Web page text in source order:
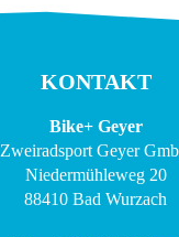
KONTAKT
Bike+ Geyer
Zweiradsport Geyer
Niedermühleweg 20
88410 Bad Wurzach